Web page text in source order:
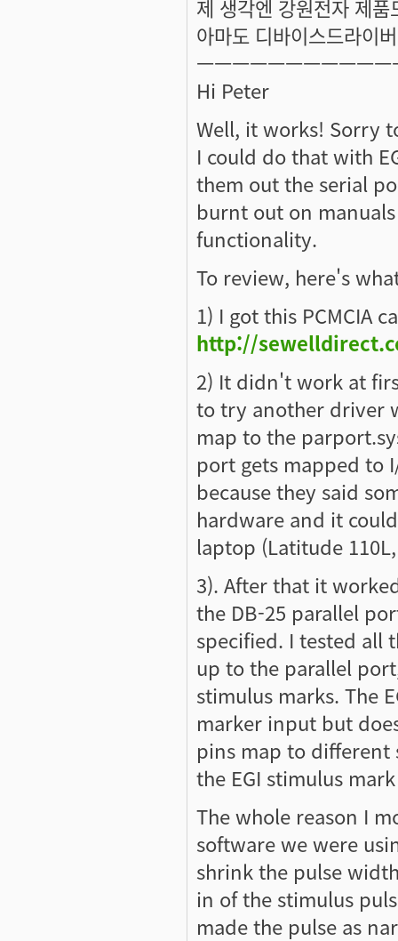
제 생각엔 강원전자 제
아마도 디바이스드라이
ㅡㅡㅡㅡㅡㅡㅡㅡㅡㅡ
Hi Peter
Well, it works! Sorry
I could do that with
them out the serial
burnt out on
functionality.
To review, here's
1) I got this PCMCIA
http://
2) It didn't work at
to try another driver
map to the
port gets mapped to
because they said
hardware and it
laptop (Latitude
3). After that it
the DB-25 parallel
specified. I tested all
up to the parallel
stimulus marks. The
marker input but
pins map to different
the EGI stimulus
The whole reason I
software we were
shrink the pulse
in of the stimulus
made the pulse as